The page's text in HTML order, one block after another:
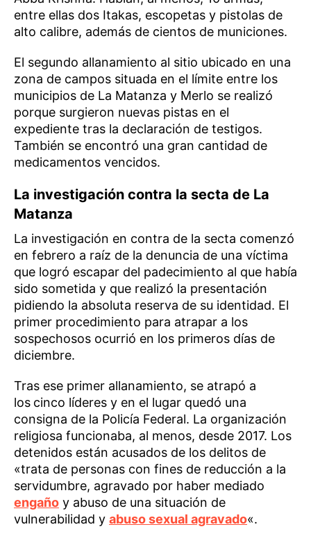
entre ellas dos Itakas, escopetas y pistolas de
alto calibre, además de cientos de municiones.
El segundo allanamiento al sitio ubicado en una
zona de campos situada en el límite entre los
municipios de La Matanza y Merlo se realizó
porque surgieron nuevas pistas en el
expediente tras la declaración de testigos.
También se encontró una gran cantidad de
medicamentos vencidos.
La investigación contra la secta de La
Matanza
La investigación en contra de la secta comenzó
en febrero a raíz de la denuncia de una víctima
que logró escapar del padecimiento al que había
sido sometida y que realizó la presentación
pidiendo la absoluta reserva de su identidad. El
primer procedimiento para atrapar a los
sospechosos ocurrió en los primeros días de
diciembre.
Tras ese primer allanamiento, se atrapó a
los cinco líderes y en el lugar quedó una
consigna de la Policía Federal. La organización
religiosa funcionaba, al menos, desde 2017. Los
detenidos están acusados de los delitos de
«trata de personas con fines de reducción a la
servidumbre, agravado por haber mediado
engaño y abuso de una situación de
vulnerabilidad y abuso sexual agravado«.